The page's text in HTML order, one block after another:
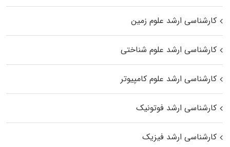
کارشناسی ارشد علوم زمین
کارشناسی ارشد علوم شناختی
کارشناسی ارشد علوم کامپیوتر
کارشناسی ارشد فوتونیک
کارشناسی ارشد فیزیک